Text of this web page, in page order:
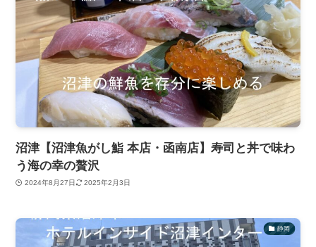
沼津【沼津魚がし鮨 本店・函南店】寿司と丼で味わ
う海の幸の贅沢
2024年8月27日 2025年2月3日
静岡